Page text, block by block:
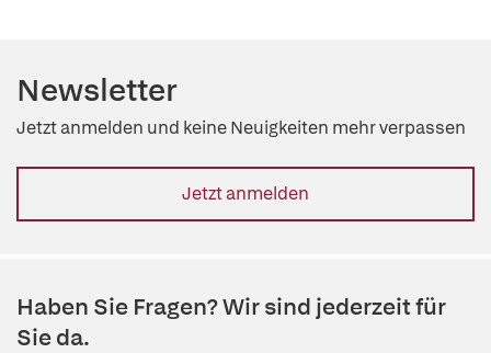
Newsletter
Jetzt anmelden und keine Neuigkeiten mehr verpassen
Jetzt anmelden
Haben Sie Fragen? Wir sind jederzeit für
Sie da.